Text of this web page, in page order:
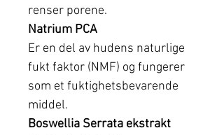
renser porene.
Natrium PCA
Er en del av hudens naturlige
fukt faktor (NMF) og fungerer
som et fuktighetsbevarende
middel.
Boswellia Serrata ekstrakt